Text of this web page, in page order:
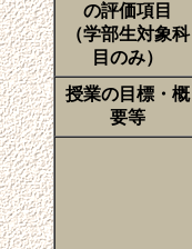
の評価項目
（学部生対象科
目のみ）
授業の目標・概
要等